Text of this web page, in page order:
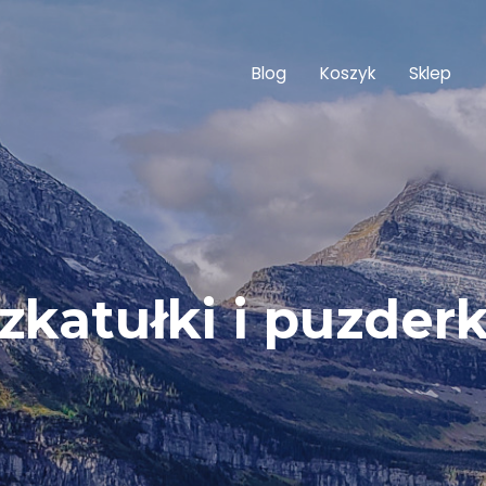
Blog Koszyk Sklep
i